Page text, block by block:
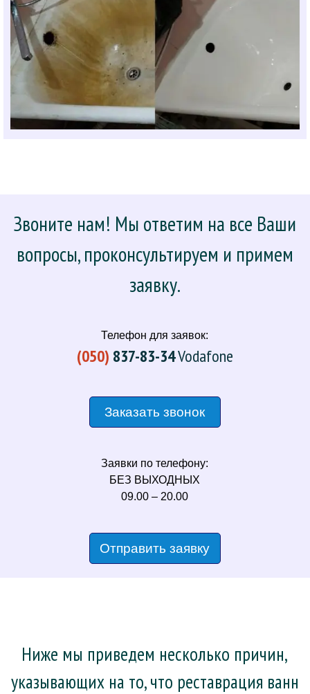
Звоните нам! Мы ответим на все Ваши
вопросы, проконсультируем и примем
заявку.
Телефон для заявок:
(050) 837-83-34Vodafone
Заказать звонок
Заявки по телефону:
БЕЗ ВЫХОДНЫХ
09.00 – 20.00
Отправить заявку
Ниже мы приведем несколько причин,
указывающих на то, что реставрация ванн